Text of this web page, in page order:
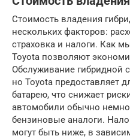
Стоимость владения
нескольких факторов:
страховка и налоги. Как
Toyota позволяют
Обслуживание гибридной
но Toyota предоставляет
батарею, что снижает
автомобили обычно
бензиновые аналоги.
могут быть ниже, в